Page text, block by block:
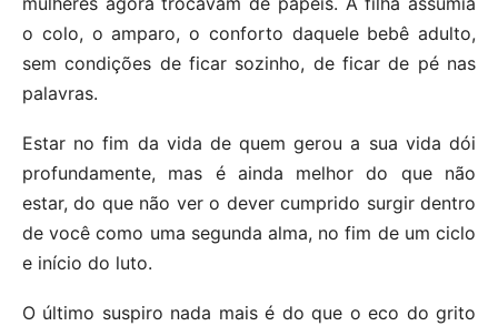
o colo, o amparo, o conforto daquele bebê adulto,
sem condições de ficar sozinho, de ficar de pé nas
palavras.
Estar no fim da vida de quem gerou a sua vida dói
profundamente, mas é ainda melhor do que não
estar, do que não ver o dever cumprido surgir dentro
de você como uma segunda alma, no fim de um ciclo
e início do luto.
O último suspiro nada mais é do que o eco do grito